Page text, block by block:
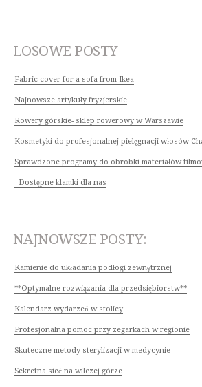
LOSOWE POSTY
Fabric cover for a sofa from Ikea
Najnowsze artykuły fryzjerskie
Rowery górskie- sklep rowerowy w Warszawie
Kosmetyki do profesjonalnej pielęgnacji włosów
Sprawdzone programy do obróbki materiałów
Dostępne klamki dla nas
NAJNOWSZE POSTY:
Kamienie do układania podłogi zewnętrznej
**Optymalne rozwiązania dla przedsiębiorstw**
Kalendarz wydarzeń w stolicy
Profesjonalna pomoc przy zegarkach w regionie
Skuteczne metody sterylizacji w medycynie
Sekretna sieć na wilczej górze